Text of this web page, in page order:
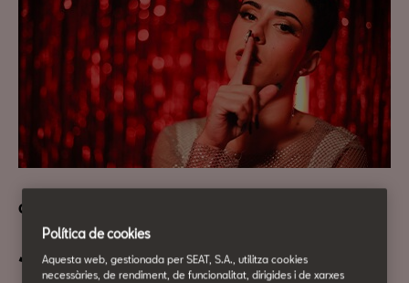
Cultura Urbana
Joan Liaño, en concert
Política de cookies
Aquesta web, gestionada per SEAT, S.A., utilitza cookies
necessàries, de rendiment, de funcionalitat, dirigides i de xarxes